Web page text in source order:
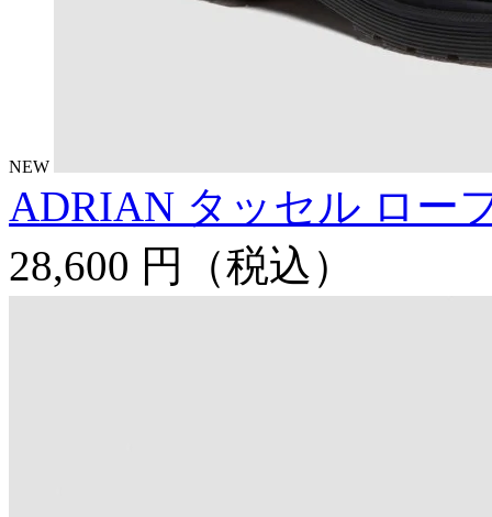
NEW
ADRIAN タッセル ロー
28,600 円
（税込）